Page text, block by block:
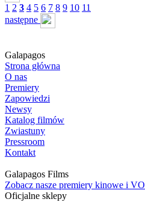
1 2 3 4 5 6 7 8 9 10 11
następne
Galapagos
Strona główna
O nas
Premiery
Zapowiedzi
Newsy
Katalog filmów
Zwiastuny
Pressroom
Kontakt
Galapagos Films
Zobacz nasze premiery kinowe i
Oficjalne sklepy